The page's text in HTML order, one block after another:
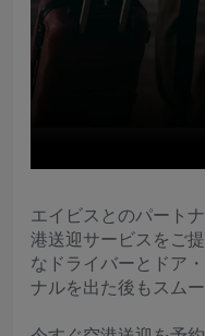
エイビスとのパート
港送迎サービスをご
なドライバーとドア
ナルを出た後もスム